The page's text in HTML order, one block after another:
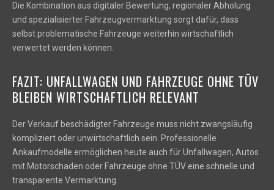
Die Kombination aus digitaler Bewertung, regionaler Abholung
und spezialisierter Fahrzeugvermarktung sorgt dafür, dass
selbst problematische Fahrzeuge weiterhin wirtschaftlich
verwertet werden können.
FAZIT: UNFALLWAGEN UND FAHRZEUGE OHNE TÜV
BLEIBEN WIRTSCHAFTLICH RELEVANT
Der Verkauf beschädigter Fahrzeuge muss nicht zwangsläufig
kompliziert oder unwirtschaftlich sein. Professionelle
Ankaufmodelle ermöglichen heute auch für Unfallwagen, Autos
mit Motorschaden oder Fahrzeuge ohne TÜV eine schnelle und
transparente Vermarktung.